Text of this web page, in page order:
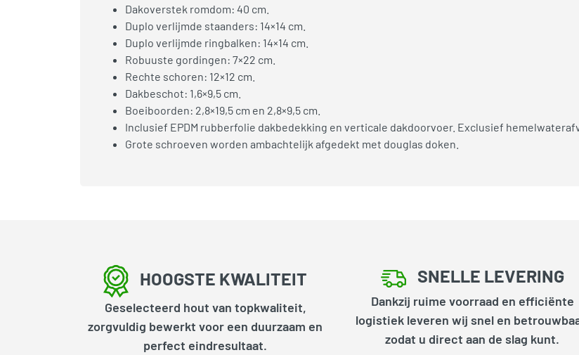
Dakoverstek romdom: 40 cm.
Duplo verlijmde staanders: 14×14 cm.
Duplo verlijmde ringbalken: 14×14 cm.
Robuuste gordingen: 7×22 cm.
Rechte schoren: 12×12 cm.
Dakbeschot: 1,6×9,5 cm.
Boeiboorden: 2,8×19,5 cm en 2,8×9,5 cm.
Inclusief EPDM rubberfolie dakbedekking en verticale dakdoorvoer. Exclusief
Grote schroeven worden ambachtelijk afgedekt met douglas doken.
HOOGSTE KWALITEIT
Geselecteerd hout van topkwaliteit,
zorgvuldig bewerkt voor een duurzaam en
perfect eindresultaat.
SNELLE LEVERING
Dankzij ruime voorraad en efficiënte
logistiek leveren wij snel en
zodat u direct aan de slag kunt.